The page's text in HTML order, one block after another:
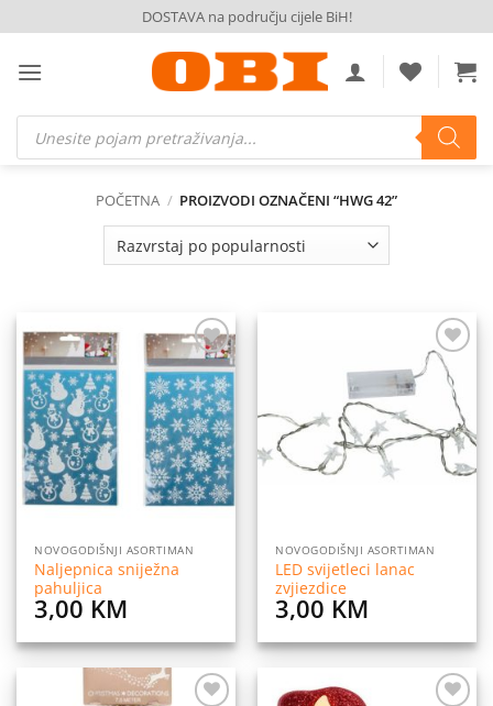
to
content
DOSTAVA na području cijele BiH!
Products
search
POČETNA / PROIZVODI OZNAČENI “HWG 42”
Dodaj
na
listu
želja
NOVOGODIŠNJI ASORTIMAN
Naljepnica sniježna
pahuljica
3,00 KM
Dodaj
na
listu
želja
NOVOGODIŠNJI ASORTIMAN
LED svijetleci lanac
zvjiezdice
3,00 KM